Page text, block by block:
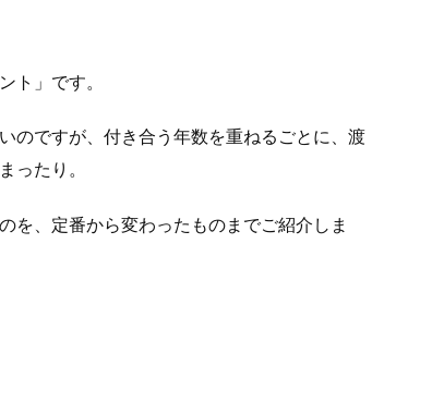
ト」です。
のですが、付き合う年数を重ねるごとに、渡
ったり。
を、定番から変わったものまでご紹介しま